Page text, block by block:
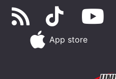
App store